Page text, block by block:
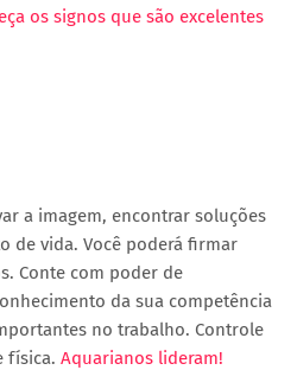
os signos que são excelentes
a imagem, encontrar soluções
de vida. Você poderá firmar
Conte com poder de
da sua competência
no trabalho. Controle
física. Aquarianos lideram!